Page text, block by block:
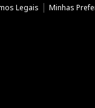
Legais Minhas